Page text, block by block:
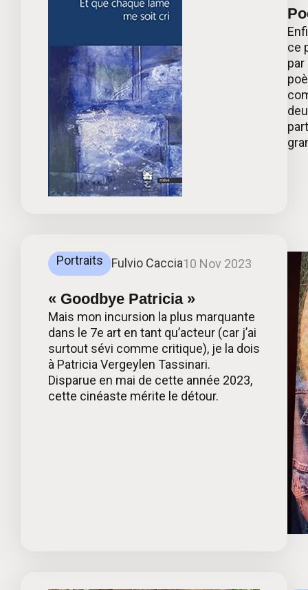
ce
Portraits Fulvio Caccia10 Nov 2023
« Goodbye Patricia »
Mais mon incursion la plus marquante
dans le 7e art en tant qu’acteur (car j’ai
surtout sévi comme critique), je la dois
à Patricia Vergeylen Tassinari.
Disparue en mai de cette année 2023,
cette cinéaste mérite le détour.